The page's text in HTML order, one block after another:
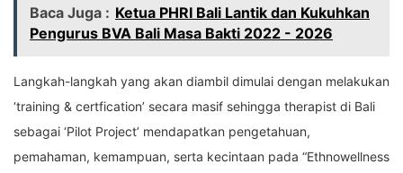
Baca Juga : Ketua PHRI Bali Lantik dan Kukuhkan
Pengurus BVA Bali Masa Bakti 2022 - 2026
Langkah-langkah yang akan diambil dimulai dengan melakukan
‘training & certfication’ secara masif sehingga therapist di Bali
sebagai ‘Pilot Project’ mendapatkan pengetahuan,
pemahaman, kemampuan, serta kecintaan pada “Ethnowellness